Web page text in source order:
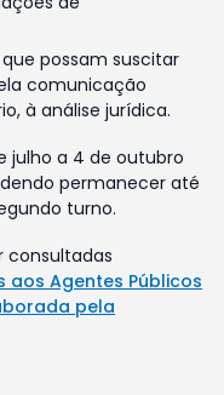
possam suscitar
comunicação
à análise jurídica.
julho a 4 de outubro
permanecer até
turno.
consultadas
Agentes Públicos
pela